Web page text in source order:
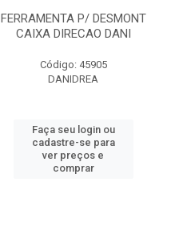
FERRAMENTA P/ DESMONT
CAIXA DIRECAO DANI
Código: 45905
DANIDREA
Faça seu login ou
cadastre-se para
ver preços e
comprar